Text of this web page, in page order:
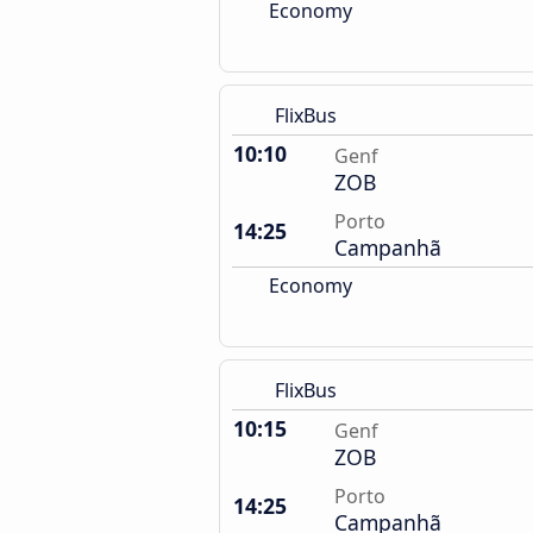
Economy
FlixBus
10:10 Genf
ZOB
14:25
Porto
Campanhã
Economy
FlixBus
10:15 Genf
ZOB
14:25
Porto
Campanhã